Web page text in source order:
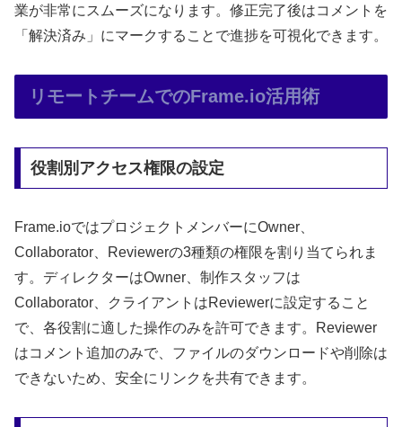
業が非常にスムーズになります。修正完了後はコメントを
「解決済み」にマークすることで進捗を可視化できます。
リモートチームでのFrame.io活用術
役割別アクセス権限の設定
Frame.ioではプロジェクトメンバーにOwner、
Collaborator、Reviewerの3種類の権限を割り当てられま
す。ディレクターはOwner、制作スタッフは
Collaborator、クライアントはReviewerに設定すること
で、各役割に適した操作のみを許可できます。Reviewer
はコメント追加のみで、ファイルのダウンロードや削除は
できないため、安全にリンクを共有できます。